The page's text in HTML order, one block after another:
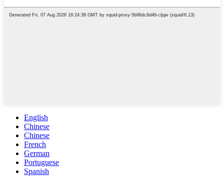
English
Chinese
Chinese
French
German
Portuguese
Spanish